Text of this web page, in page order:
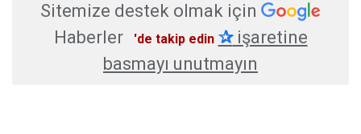
Sitemize destek olmak için
Haberler
'de takip edin ✰işaretine
basmayı unutmayın